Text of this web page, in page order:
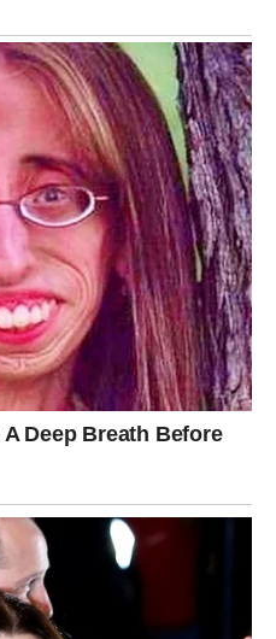
uspjeh i period tokom
o kojima dugo sanjaju.
donosi ozbiljne
vrata
više strasti i romantike.
ćete jasno shvatiti šta
koje im mijenjaju